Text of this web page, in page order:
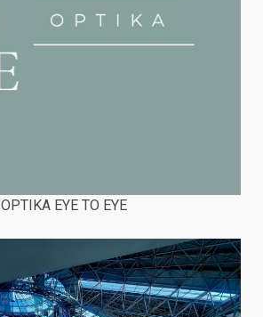
OPTIKA EYE TO EYE